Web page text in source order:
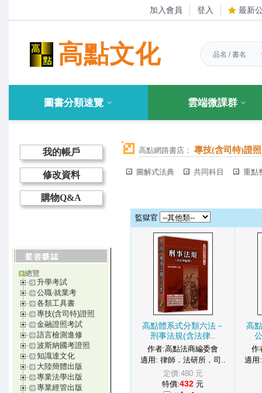
加入會員 登入 最新
高點文化
圖書分類速覽 雲端微課群
我的帳戶
修改資料
購物Q&A
總覽
升學考試
公職‧就業考
各類工具書
專技(含司特)證照
金融證照考試
語言檢測進修
波斯納國考證照
知識達文化
大陸簡體出版
專業法學出版
專業經管出版
高點網路書店： 專技(含司特)證照
圖解式法典 共同科目 重點
監獄官
高點體系式分類六法－
刑事法規(含法律..
作者:高點法商編委會
適用: 律師．法研所．司..
定價:480 元
特價:432 元
高
作
適用